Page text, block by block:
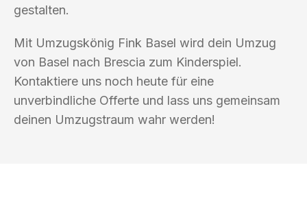
gestalten.
Mit Umzugskönig Fink Basel wird dein Umzug
von Basel nach Brescia zum Kinderspiel.
Kontaktiere uns noch heute für eine
unverbindliche Offerte und lass uns gemeinsam
deinen Umzugstraum wahr werden!